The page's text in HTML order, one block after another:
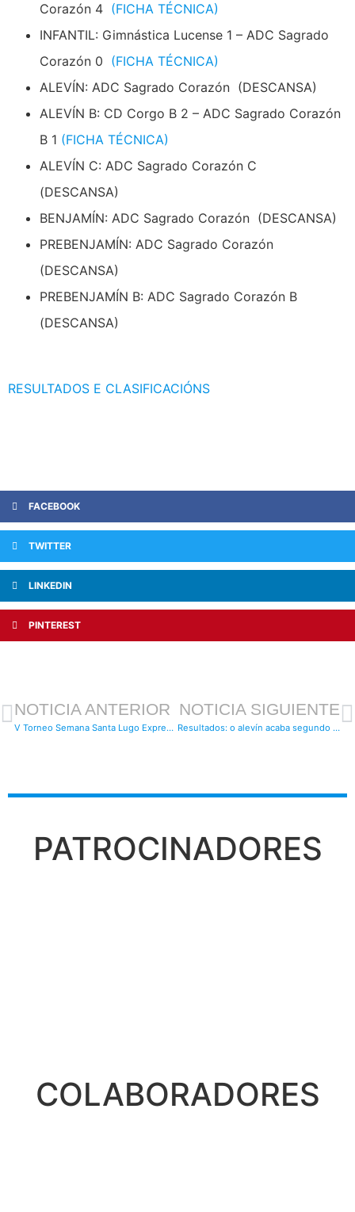
Corazón 4 (FICHA TÉCNICA)
INFANTIL: Gimnástica Lucense 1 – ADC Sagrado
Corazón 0 (FICHA TÉCNICA)
ALEVÍN: ADC Sagrado Corazón (DESCANSA)
ALEVÍN B: CD Corgo B 2 – ADC Sagrado Corazón
B 1 (FICHA TÉCNICA)
ALEVÍN C: ADC Sagrado Corazón C
(DESCANSA)
BENJAMÍN: ADC Sagrado Corazón (DESCANSA)
PREBENJAMÍN: ADC Sagrado Corazón
(DESCANSA)
PREBENJAMÍN B: ADC Sagrado Corazón B
(DESCANSA)
RESULTADOS E CLASIFICACIÓNS
FACEBOOK
TWITTER
LINKEDIN
PINTEREST
NOTICIA ANTERIOR
V Torneo Semana Santa Lugo Express: 14 e 15 de abril
NOTICIA SIGUIENTE
Resultados: o alevín acaba segundo e clasifícase para o provincial e o benjamín campión do seu grupo en 2ª
PATROCINADORES
COLABORADORES